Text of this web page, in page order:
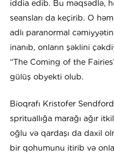
iddia edib. Bu məqsədlə,
seansları da keçirib. O
adlı paranormal
inanıb, onların şəklini
“The Coming of the
gülüş obyekti olub.
Bioqrafı Kristofer
sprituallığa marağı ağır
oğlu və qardaşı da daxil
bir qohumunu itirib və